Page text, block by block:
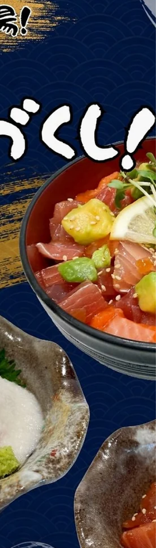
際はぜひ新メニューをご賞味ください😊